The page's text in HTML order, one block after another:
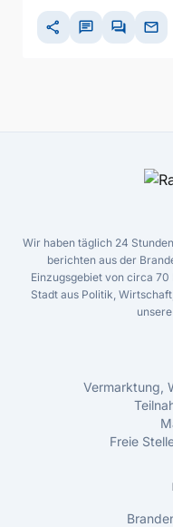
share chat forum mail
Wir haben täglich 24
berichten aus der
Einzugsgebiet von circa
Stadt aus Politik,
Vermarktung,
Freie